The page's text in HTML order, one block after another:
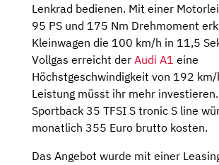
Lenkrad bedienen. Mit einer
95 PS und 175 Nm Drehmoment
Kleinwagen die 100 km/h in 11,5
Vollgas erreicht der Audi A1 eine
Höchstgeschwindigkeit von 192
Leistung müsst ihr mehr
Sportback 35 TFSI S tronic S line
monatlich 355 Euro brutto kosten.
Das Angebot wurde mit einer